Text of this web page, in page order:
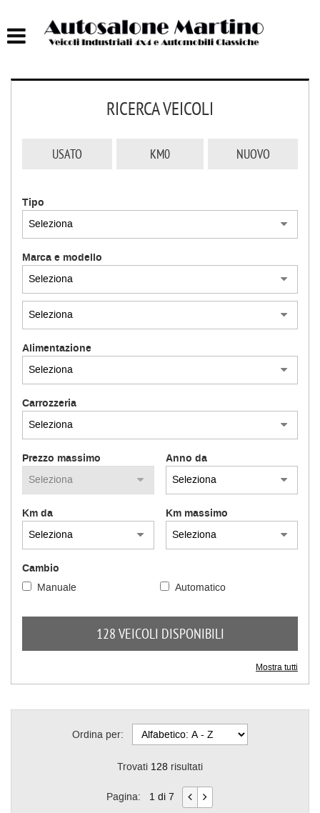
ACQUISTIAMO USATO
ASSISTENZA
CONTATTI
RICERCA VEICOLI
USATO KM0 NUOVO
Tipo
Marca e modello
Alimentazione
Carrozzeria
Prezzo massimo Anno da
Km da Km massimo
Cambio
Manuale Automatico
128 VEICOLI DISPONIBILI
Mostra tutti
Ordina per:
Trovati 128 risultati
Pagina: 1 di 7